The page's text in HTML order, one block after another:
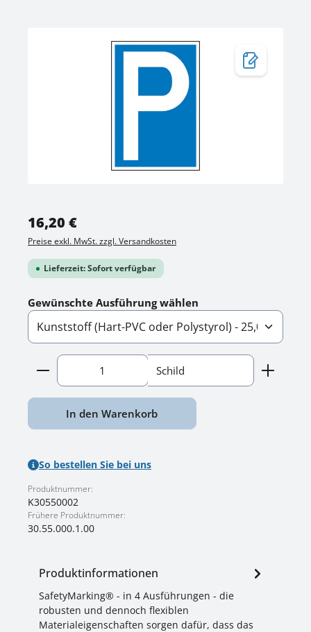
Regulärer Preis:
16,20 €
Preise exkl. MwSt. zzgl. Versandkosten
Lieferzeit: Sofort verfügbar
Gewünschte Ausführung wählen
Produkt Anzahl: Gib den gewünschten Wert
Schild
In den Warenkorb
So bestellen Sie bei uns
Produktnummer:
K30550002
Frühere Produktnummer:
30.55.000.1.00
Produktinformationen
SafetyMarking® - in 4 Ausführungen - die
robusten und dennoch flexiblen
Materialeigenschaften sorgen dafür, dass das